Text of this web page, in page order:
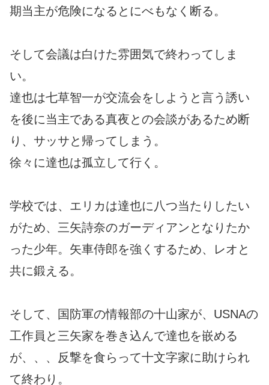
期当主が危険になるとにべもなく断る。
そして会議は白けた雰囲気で終わってしま
い。
達也は七草智一が交流会をしようと言う誘い
を後に当主である真夜との会談があるため断
り、サッサと帰ってしまう。
徐々に達也は孤立して行く。
学校では、エリカは達也に八つ当たりしたい
がため、三矢詩奈のガーディアンとなりたか
った少年。矢車侍郎を強くするため、レオと
共に鍛える。
そして、国防軍の情報部の十山家が、USNAの
工作員と三矢家を巻き込んで達也を嵌める
が、、、反撃を食らって十文字家に助けられ
て終わり。